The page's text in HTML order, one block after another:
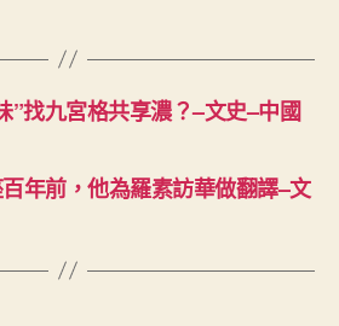
”找九宮格共享濃？–文史–中國
年前，他為羅素訪華做翻譯–文